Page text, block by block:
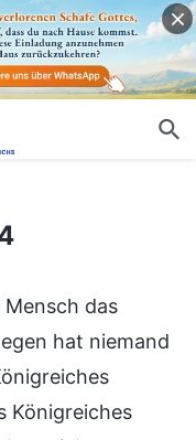
das
hat niemand
Königreiches